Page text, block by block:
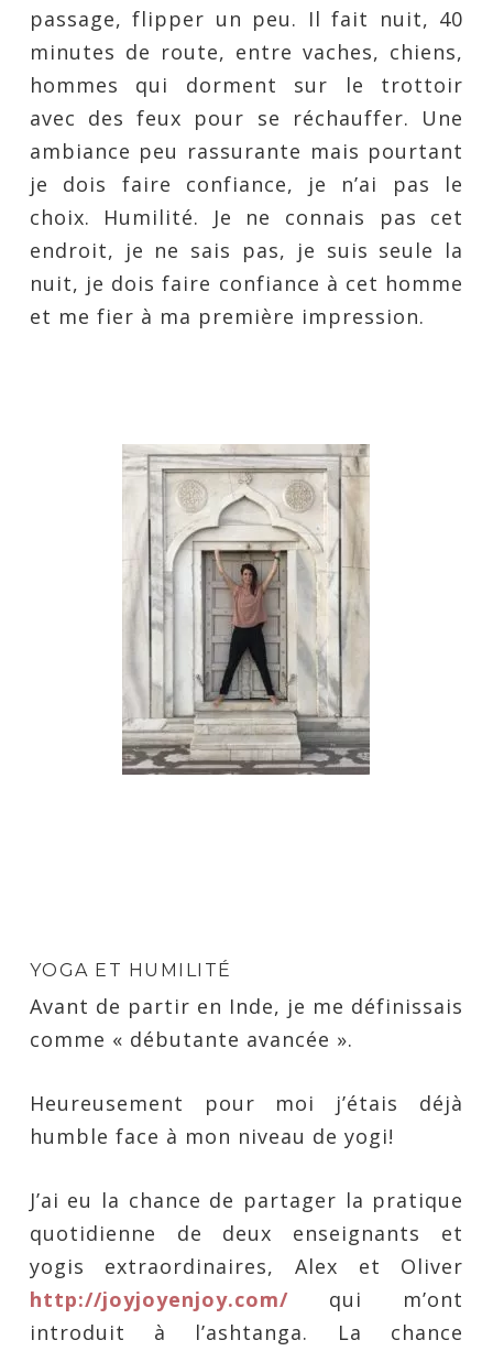
passage, flipper un peu. Il fait nuit, 40
minutes de route, entre vaches, chiens,
hommes qui dorment sur le trottoir
avec des feux pour se réchauffer. Une
ambiance peu rassurante mais pourtant
je dois faire confiance, je n’ai pas le
choix. Humilité. Je ne connais pas cet
endroit, je ne sais pas, je suis seule la
nuit, je dois faire confiance à cet homme
et me fier à ma première impression.
YOGA ET HUMILITÉ
Avant de partir en Inde, je me définissais
comme « débutante avancée ».
Heureusement pour moi j’étais déjà
humble face à mon niveau de yogi!
J’ai eu la chance de partager la pratique
quotidienne de deux enseignants et
yogis extraordinaires, Alex et Oliver
http://joyjoyenjoy.com/qui m’ont
introduit à l’ashtanga. La chance